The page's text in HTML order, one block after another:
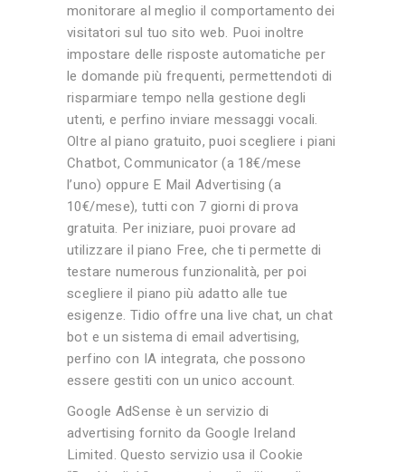
monitorare al meglio il comportamento dei
visitatori sul tuo sito web. Puoi inoltre
impostare delle risposte automatiche per
le domande più frequenti, permettendoti di
risparmiare tempo nella gestione degli
utenti, e perfino inviare messaggi vocali.
Oltre al piano gratuito, puoi scegliere i piani
Chatbot, Communicator (a 18€/mese
l’uno) oppure E Mail Advertising (a
10€/mese), tutti con 7 giorni di prova
gratuita. Per iniziare, puoi provare ad
utilizzare il piano Free, che ti permette di
testare numerous funzionalità, per poi
scegliere il piano più adatto alle tue
esigenze. Tidio offre una live chat, un chat
bot e un sistema di email advertising,
perfino con IA integrata, che possono
essere gestiti con un unico account.
Google AdSense è un servizio di
advertising fornito da Google Ireland
Limited. Questo servizio usa il Cookie